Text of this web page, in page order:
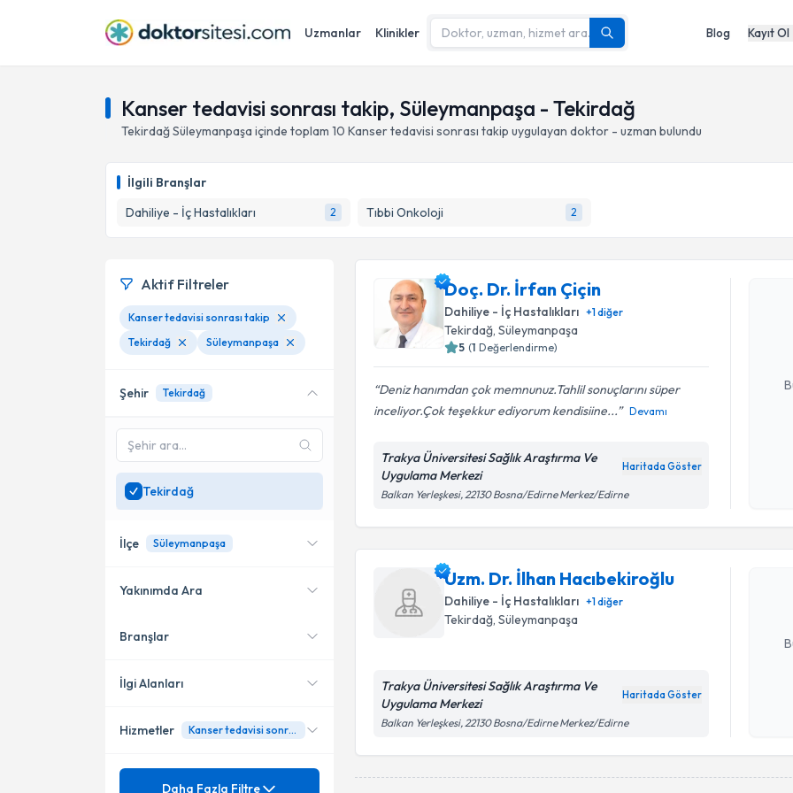
Uzmanlar Klinikler Blog Kayıt Ol
Kanser tedavisi sonrası takip, Süleymanpaşa - Tekirdağ
TekirdağSüleymanpaşa içinde toplam 10 Kanser tedavisi sonrası takip uygulayan doktor - uzman bulundu
İlgili Branşlar
Dahiliye - İç Hastalıkları
2 Tıbbi Onkoloji 2
Doç. Dr. İrfan Çiçin
Dahiliye - İç Hastalıkları +1diğer
Tekirdağ, Süleymanpaşa
5 (1 Değerlendirme)
Deniz hanımdan çok memnunuz.Tahlil sonuçlarını süper
inceliyor.Çok teşekkur ediyorum kendisiine...
Devamı
Trakya Üniversitesi Sağlık Araştırma Ve
Uygulama Merkezi
Haritada Göster
Balkan Yerleşkesi, 22130 Bosna/Edirne Merkez/Edirne
Uzm. Dr. İlhan Hacıbekiroğlu
Dahiliye - İç Hastalıkları +1diğer
Tekirdağ, Süleymanpaşa
Trakya Üniversitesi Sağlık Araştırma Ve
Uygulama Merkezi
Haritada Göster
Balkan Yerleşkesi, 22130 Bosna/Edirne Merkez/Edirne
Uzm. Dr.
oluşturun.
Aktif Filtreler
Kanser tedavisi sonrası takip
Tekirdağ
Süleymanpaşa
Şehir Tekirdağ
Tekirdağ
İlçe Süleymanpaşa
Süleymanpaşa
Yakınımda Ara
Konumuma yakın uzmanları
Branşlar
Dahiliye - İç Hastalıkları
Tıbbi Onkoloji
İlgi Alanları
Gırtlak Kanserleri
Hizmetler Kanser tedavisi sonrası takip
Ünvan
Daha Fazla Filtre